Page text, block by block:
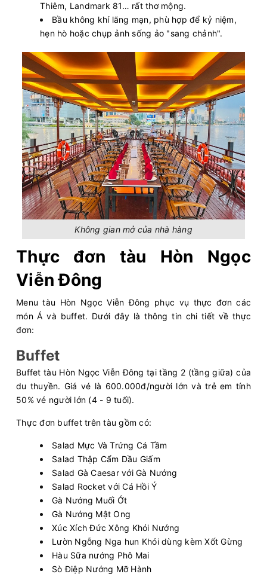
Thiêm, Landmark 81… rất thơ mộng.
Bầu không khí lãng mạn, phù hợp để kỷ niệm,
hẹn hò hoặc chụp ảnh sống ảo "sang chảnh".
Không gian mở của nhà hàng
Thực đơn tàu Hòn Ngọc
Viễn Đông
Menu tàu Hòn Ngọc Viễn Đông phục vụ thực đơn các
món Á và buffet. Dưới đây là thông tin chi tiết về thực
đơn:
Buffet
Buffet tàu Hòn Ngọc Viễn Đông tại tầng 2 (tầng giữa) của
du thuyền. Giá vé là 600.000đ/người lớn và trẻ em tính
50% vé người lớn (4 - 9 tuổi).
Thực đơn buffet trên tàu gồm có:
Salad Mực Và Trứng Cá Tầm
Salad Thập Cẩm Dầu Giấm
Salad Gà Caesar với Gà Nướng
Salad Rocket với Cá Hồi Ý
Gà Nướng Muối Ớt
Gà Nướng Mật Ong
Xúc Xích Đức Xông Khói Nướng
Lườn Ngỗng Nga hun Khói dùng kèm Xốt Gừng
Hàu Sữa nướng Phô Mai
Sò Điệp Nướng Mỡ Hành